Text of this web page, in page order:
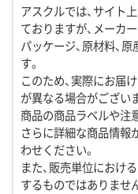
アスクルでは、サイト
ておりますが、メーカー
パッケージ、原材料、
す。
このため、実際にお届
が異なる場合がござい
商品の商品ラベルや注
さらに詳細な商品情報
わせください。
また、販売単位におけ
するものではありませ